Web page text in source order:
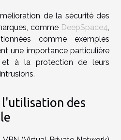
de la sécurité des
comme DeepSpace4,
comme exemples
une importance particulière
et à la protection de leurs
l'utilisation des